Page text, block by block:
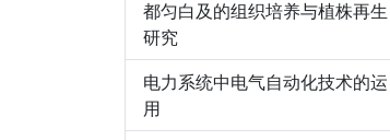
都匀白及的组织培养与植株再生
研究
电力系统中电气自动化技术的运
用